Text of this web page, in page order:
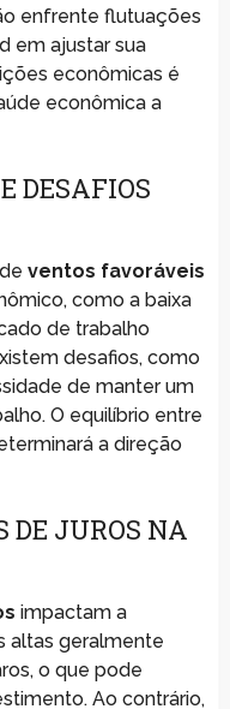
enfrente flutuações
em ajustar sua
econômicas é
econômica a
DESAFIOS
ventos favoráveis
como a baixa
de trabalho
desafios, como
de manter um
O equilíbrio entre
a direção
DE JUROS NA
impactam a
altas geralmente
o que pode
Ao contrário,